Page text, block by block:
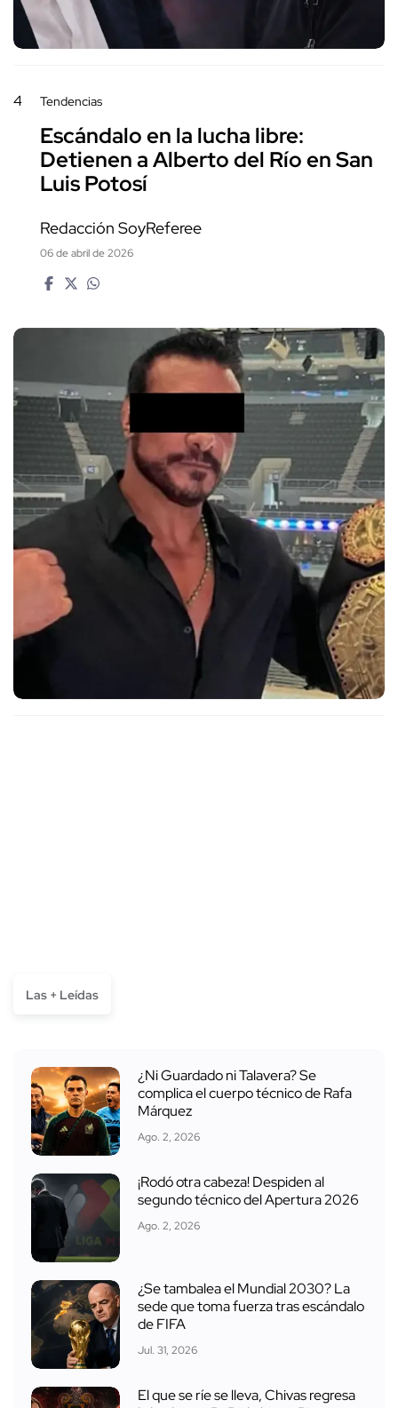
4 Tendencias
Escándalo en la lucha libre:
Detienen a Alberto del Río en San
Luis Potosí
Redacción SoyReferee
06 de abril de 2026
Las + Leídas
¿Ni Guardado ni Talavera? Se
complica el cuerpo técnico de Rafa
Márquez
Ago. 2, 2026
¡Rodó otra cabeza! Despiden al
segundo técnico del Apertura 2026
Ago. 2, 2026
¿Se tambalea el Mundial 2030? La
sede que toma fuerza tras escándalo
de FIFA
Jul. 31, 2026
El que se ríe se lleva, Chivas regresa